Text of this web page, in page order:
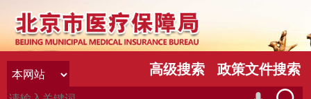
高级搜索 政策文件搜索